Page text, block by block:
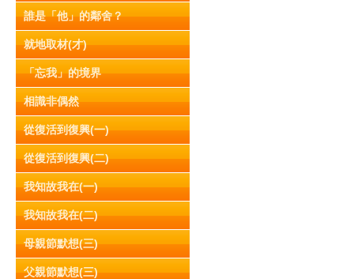
誰是「他」的鄰舍？
就地取材(才)
「忘我」的境界
相識非偶然
從復活到復興(一)
從復活到復興(二)
我知故我在(一)
我知故我在(二)
母親節默想(三)
父親節默想(三)